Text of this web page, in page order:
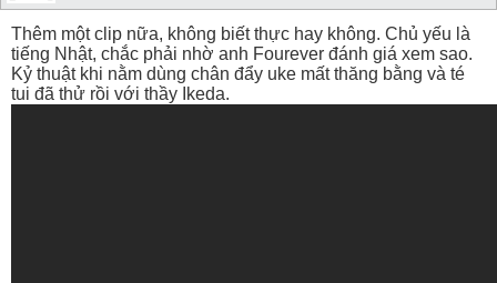
Thêm một clip nữa, không biết thực hay không. Chủ yếu là
tiếng Nhật, chắc phải nhờ anh Fourever đánh giá xem sao.
Kỷ thuật khi nằm dùng chân đẩy uke mất thăng bằng và té
tui đã thử rồi với thầy Ikeda.